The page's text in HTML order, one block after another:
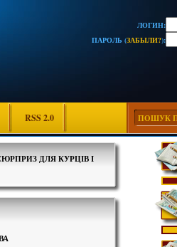
ЛОГИН:
ПАРОЛЬ (ЗАБЫЛИ?):
RSS 2.0
ДЛЯ КУРЦІВ І